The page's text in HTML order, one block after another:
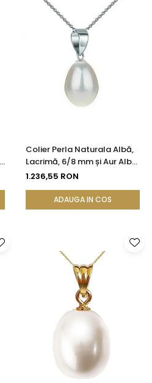
Colier Perla Naturala Albă,
Lacrimă, 6/8 mm și Aur Alb
14K (aur 585) | KASKADDA®
1.236,55 RON
ADAUGA IN COS